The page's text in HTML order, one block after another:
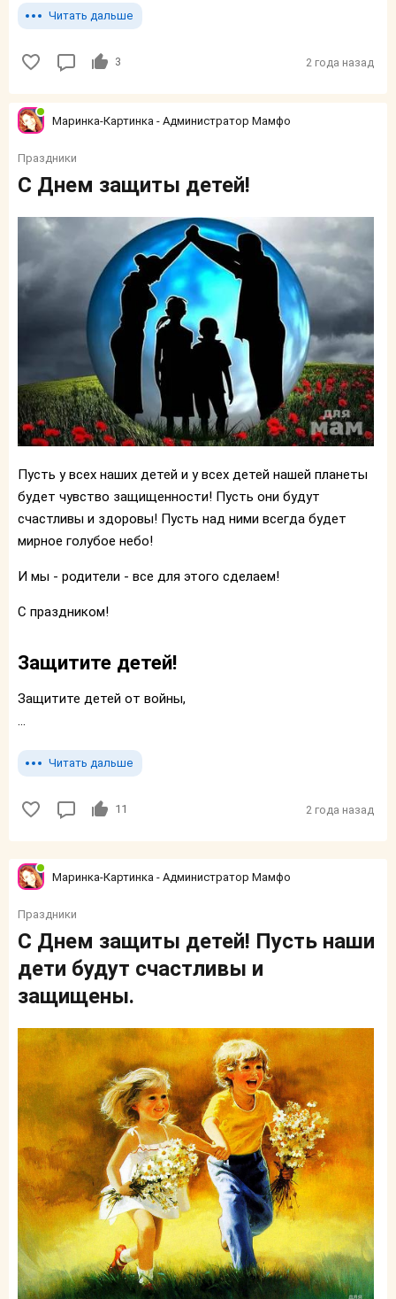
Читать дальше
3 2 года назад
Маринка-Картинка - Администратор Мамфо
Праздники
С Днем защиты детей!
Пусть у всех наших детей и у всех детей нашей планеты
будет чувство защищенности! Пусть они будут
счастливы и здоровы! Пусть над ними всегда будет
мирное голубое небо!
И мы - родители - все для этого сделаем!
С праздником!
Защитите детей!
Защитите детей от войны,
...
Читать дальше
11 2 года назад
Маринка-Картинка - Администратор Мамфо
Праздники
С Днем защиты детей! Пусть наши
дети будут счастливы и
защищены.